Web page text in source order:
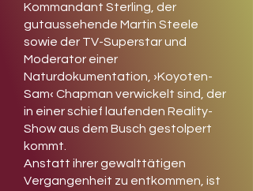
Kommandant Sterling, der
gutaussehende Martin Steele
sowie der TV-Superstar und
Moderator einer
Naturdokumentation, ›Koyoten-
Sam‹ Chapman verwickelt sind, der
in einer schief laufenden Reality-
Show aus dem Busch gestolpert
kommt.
Anstatt ihrer gewalttätigen
Vergangenheit zu entkommen, ist